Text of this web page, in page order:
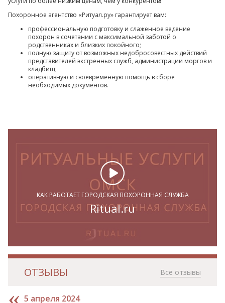
Похоронное агентство «Ритуал.ру» гарантирует вам:
профессиональную подготовку и слаженное ведение
похорон в сочетании с максимальной заботой о
родственниках и близких покойного;
полную защиту от возможных недобросовестных действий
представителей экстренных служб, администрации моргов и
кладбищ;
оперативную и своевременную помощь в сборе
необходимых документов.
КАК РАБОТАЕТ ГОРОДСКАЯ ПОХОРОННАЯ СЛУЖБА
Ritual.ru
ОТЗЫВЫ Все отзывы
5 апреля 2024